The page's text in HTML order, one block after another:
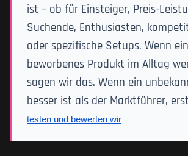
ist – ob für Einsteiger, Preis-
Suchende, Enthusiasten,
oder spezifische Setups. Wenn
beworbenes Produkt im Alltag
sagen wir das. Wenn ein
besser ist als der Marktführer,
testen und bewerten wir